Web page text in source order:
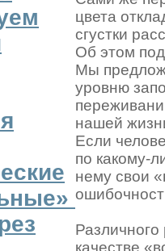
цвета
сгустки
Об этом
Мы
уровню
нашей
Если
по какому-
нему свои
качестве